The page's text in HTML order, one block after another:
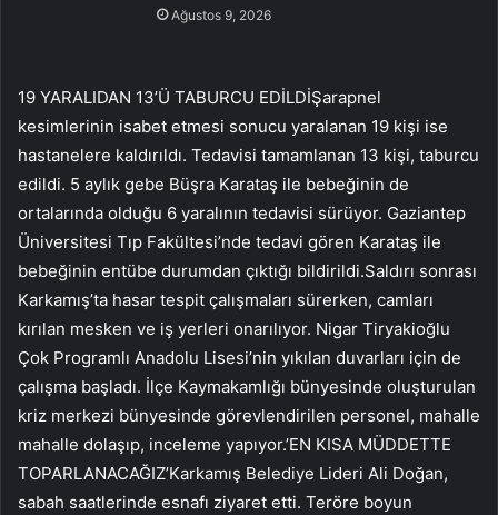
Ağustos 9, 2026
19 YARALIDAN 13’Ü TABURCU EDİLDİŞarapnel
kesimlerinin isabet etmesi sonucu yaralanan 19 kişi ise
hastanelere kaldırıldı. Tedavisi tamamlanan 13 kişi, taburcu
edildi. 5 aylık gebe Büşra Karataş ile bebeğinin de
ortalarında olduğu 6 yaralının tedavisi sürüyor. Gaziantep
Üniversitesi Tıp Fakültesi’nde tedavi gören Karataş ile
bebeğinin entübe durumdan çıktığı bildirildi.Saldırı sonrası
Karkamış’ta hasar tespit çalışmaları sürerken, camları
kırılan mesken ve iş yerleri onarılıyor. Nigar Tiryakioğlu
Çok Programlı Anadolu Lisesi’nin yıkılan duvarları için de
çalışma başladı. İlçe Kaymakamlığı bünyesinde oluşturulan
kriz merkezi bünyesinde görevlendirilen personel, mahalle
mahalle dolaşıp, inceleme yapıyor.’EN KISA MÜDDETTE
TOPARLANACAĞIZ’Karkamış Belediye Lideri Ali Doğan,
sabah saatlerinde esnafı ziyaret etti. Teröre boyun